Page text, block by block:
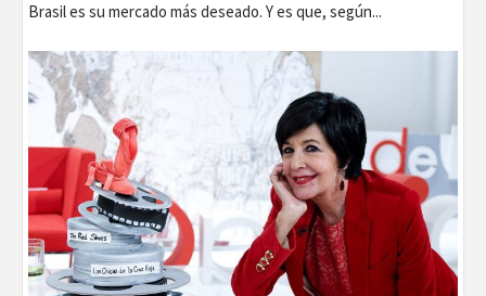
Brasil es su mercado más deseado. Y es que, según...